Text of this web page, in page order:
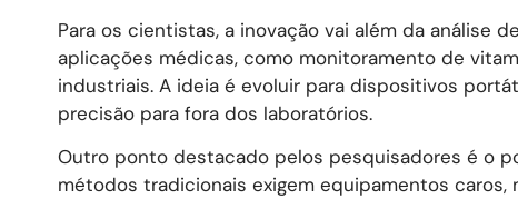
Para os cientistas, a inovação vai além da análise
aplicações médicas, como monitoramento de
industriais. A ideia é evoluir para dispositivos
precisão para fora dos laboratórios.
Outro ponto destacado pelos pesquisadores é o
métodos tradicionais exigem equipamentos